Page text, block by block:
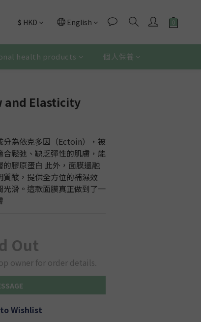
$ HKD English
health products 個人保養
and Elasticity
分為依克多因（Ectoin），被
鬆弛、缺乏彈性的肌膚，能
膠原蛋白 此外，面膜還融
酸，提供全方位的補濕效
滑。這款面膜真正做到了一
Out
owner for order details.
Wishlist